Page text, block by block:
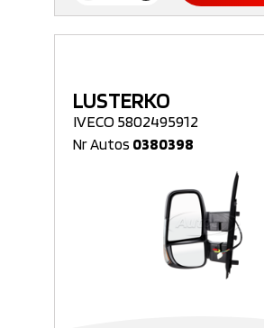
LUSTERKO
IVECO 5802495912
Nr Autos 0380398